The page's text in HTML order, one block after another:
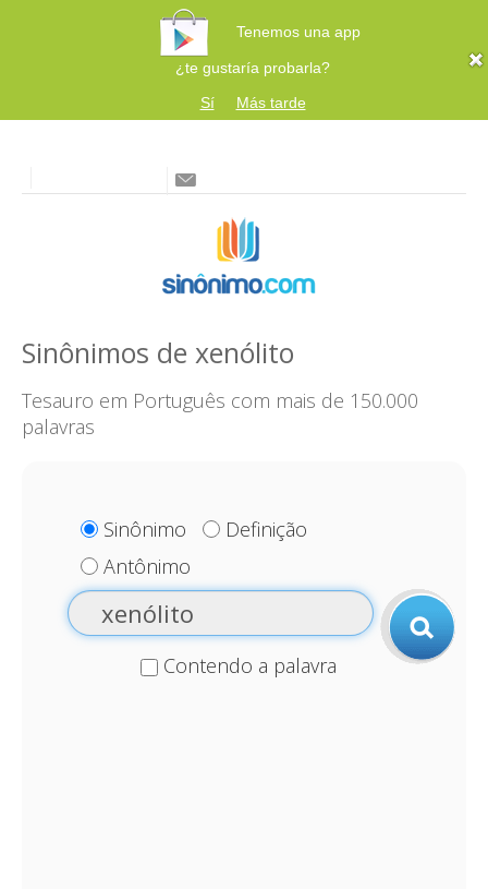
Tenemos una app
¿te gustaría probarla?
Sí
Más tarde
Sinônimos de xenólito
Tesauro em Português com mais de 150.000
palavras
Sinônimo
Definição
Antônimo
Contendo a palavra